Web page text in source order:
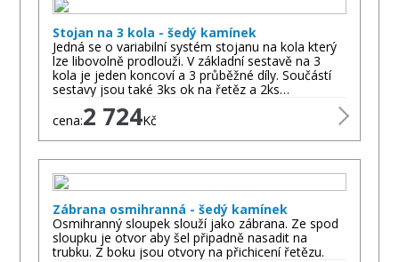
Stojan na 3 kola - šedý kamínek
Jedná se o variabilní systém stojanu na kola který
lze libovolně prodlouži. V základní sestavě na 3
kola je jeden koncoví a 3 průběžné díly. Součástí
sestavy jsou také 3ks ok na řetěz a 2ks…
cena:2 724Kč
Zábrana osmihranná - šedý kamínek
Osmihranný sloupek slouží jako zábrana. Ze spod
sloupku je otvor aby šel připadně nasadit na
trubku. Z boku jsou otvory na přichicení řetězu.